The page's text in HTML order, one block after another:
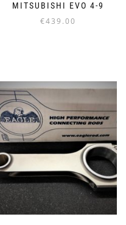
MITSUBISHI EVO 4-9
€439.00